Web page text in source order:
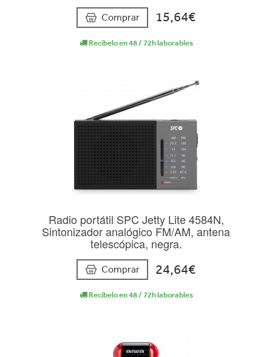
Comprar 15,64€
Recíbelo en 48 / 72h laborables
Radio portátil SPC Jetty Lite 4584N,
Sintonizador analógico FM/AM, antena
telescópica, negra.
Comprar 24,64€
Recíbelo en 48 / 72h laborables